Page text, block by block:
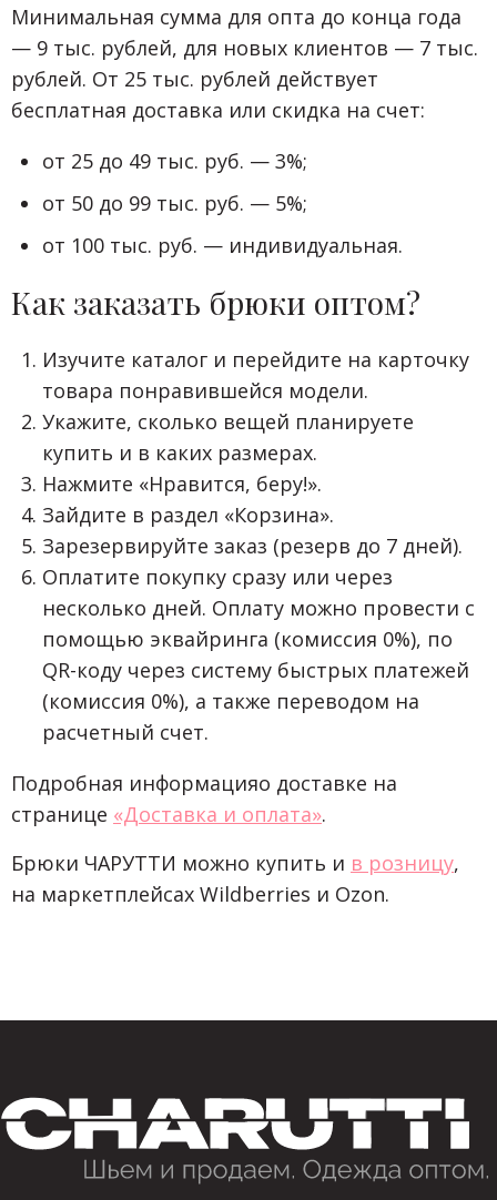
Минимальная сумма для опта до конца года
— 9 тыс. рублей, для новых клиентов — 7 тыс.
рублей. От 25 тыс. рублей действует
бесплатная доставка или скидка на счет:
от 25 до 49 тыс. руб. — 3%;
от 50 до 99 тыс. руб. — 5%;
от 100 тыс. руб. — индивидуальная.
Как заказать брюки оптом?
Изучите каталог и перейдите на карточку
товара понравившейся модели.
Укажите, сколько вещей планируете
купить и в каких размерах.
Нажмите «Нравится, беру!».
Зайдите в раздел «Корзина».
Зарезервируйте заказ (резерв до 7 дней).
Оплатите покупку сразу или через
несколько дней. Оплату можно провести с
помощью эквайринга (комиссия 0%), по
QR-коду через систему быстрых платежей
(комиссия 0%), а также переводом на
расчетный счет.
Подробная информацияо доставке на
странице «Доставка и оплата».
Брюки ЧАРУТТИ можно купить и в розницу,
на маркетплейсах Wildberries и Ozon.